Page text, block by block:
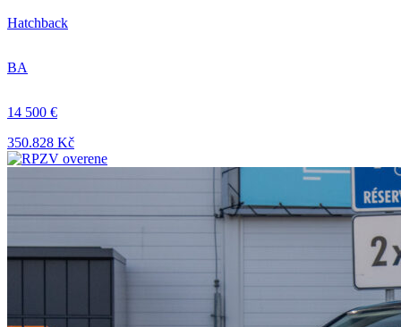
Hatchback
BA
14 500 €
350.828 Kč